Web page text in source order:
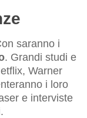
saranno i
. Grandi studi e
Warner
i loro
e interviste